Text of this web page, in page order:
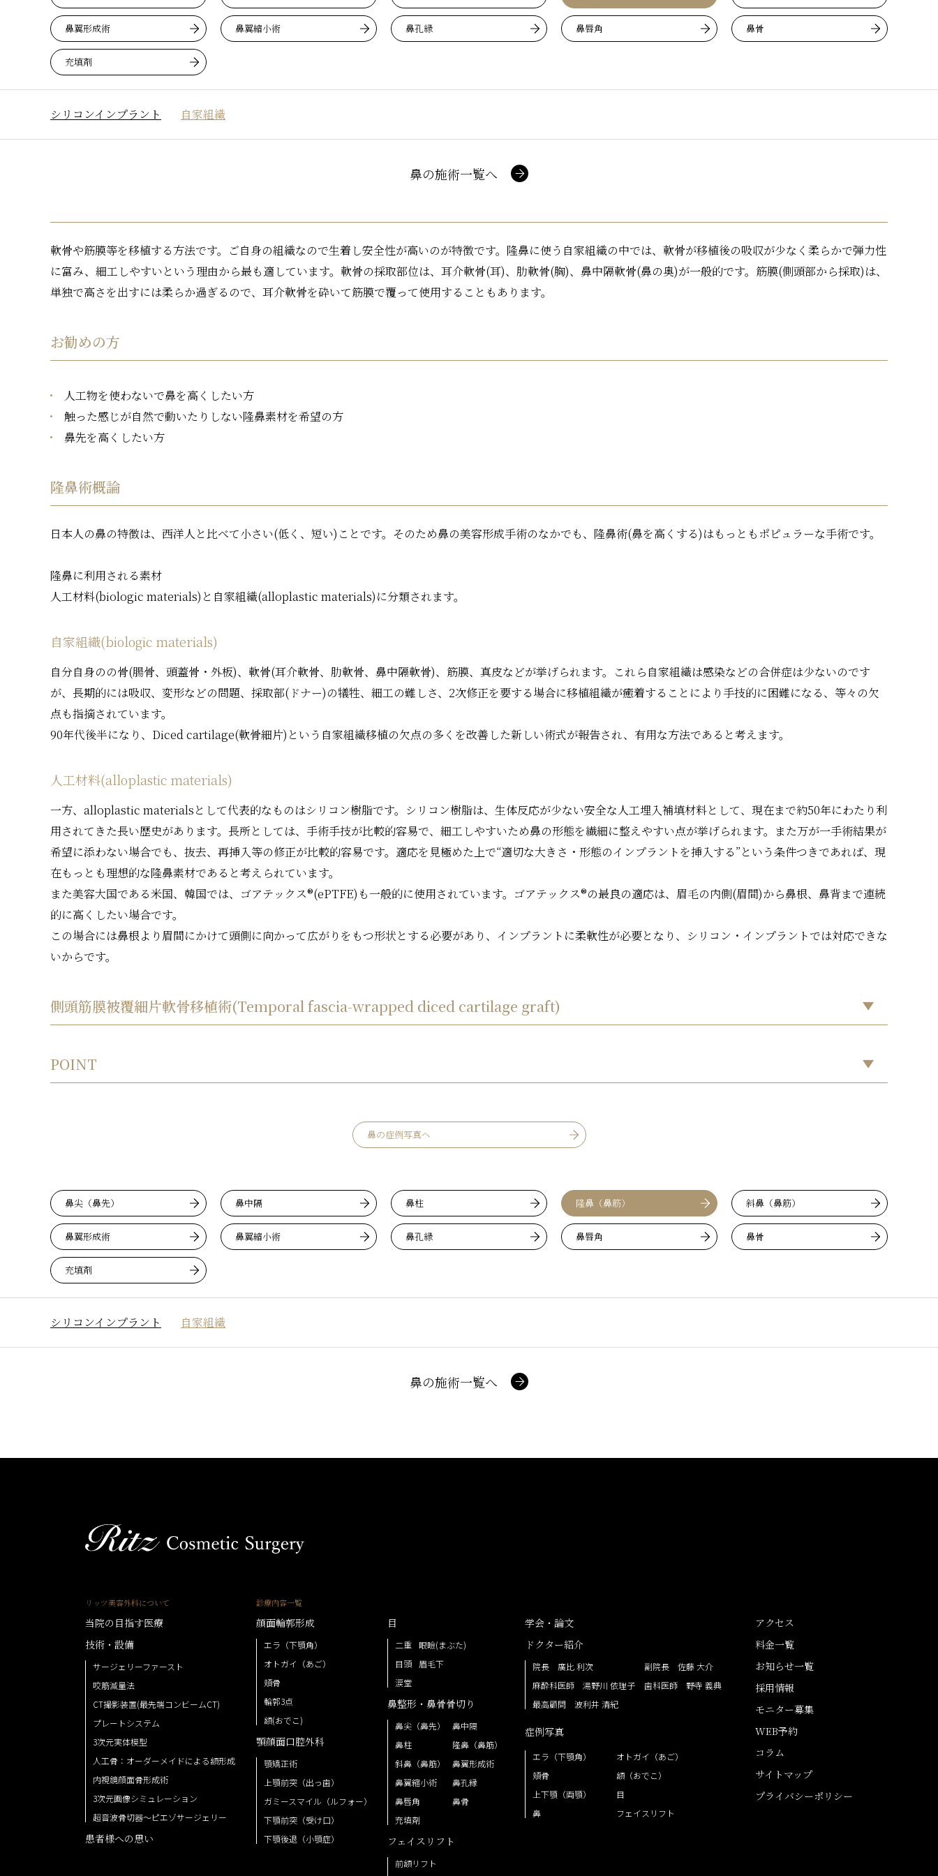
鼻翼形成術 鼻翼縮小術 鼻孔縁 鼻唇角 鼻骨
充填剤
シリコンインプラント 自家組織
鼻の施術一覧へ
軟骨や筋膜等を移植する方法です。ご自身の組織なので生着し安全性が高いのが特徴です。隆鼻に使う自家組織の中では、軟骨が移植後の吸収が少なく柔らかで弾力性
に富み、細工しやすいという理由から最も適しています。軟骨の採取部位は、耳介軟骨(耳)、肋軟骨(胸)、鼻中隔軟骨(鼻の奥)が一般的です。筋膜(側頭部から採取)は、
単独で高さを出すには柔らか過ぎるので、耳介軟骨を砕いて筋膜で覆って使用することもあります。
お勧めの方
人工物を使わないで鼻を高くしたい方
触った感じが自然で動いたりしない隆鼻素材を希望の方
鼻先を高くしたい方
隆鼻術概論
日本人の鼻の特徴は、西洋人と比べて小さい(低く、短い)ことです。そのため鼻の美容形成手術のなかでも、隆鼻術(鼻を高くする)はもっともポピュラーな手術です。
隆鼻に利用される素材
人工材料(biologic materials)と自家組織(alloplastic materials)に分類されます。
自家組織(biologic materials)
自分自身のの骨(腸骨、頭蓋骨・外板)、軟骨(耳介軟骨、肋軟骨、鼻中隔軟骨)、筋膜、真皮などが挙げられます。これら自家組織は感染などの合併症は少ないのです
が、長期的には吸収、変形などの問題、採取部(ドナー)の犠牲、細工の難しさ、2次修正を要する場合に移植組織が癒着することにより手技的に困難になる、等々の欠
点も指摘されています。
90年代後半になり、Diced cartilage(軟骨細片)という自家組織移植の欠点の多くを改善した新しい術式が報告され、有用な方法であると考えます。
人工材料(alloplastic materials)
一方、alloplastic materialsとして代表的なものはシリコン樹脂です。シリコン樹脂は、生体反応が少ない安全な人工埋入補填材料として、現在まで約50年にわたり利
用されてきた長い歴史があります。長所としては、手術手技が比較的容易で、細工しやすいため鼻の形態を繊細に整えやすい点が挙げられます。また万が一手術結果が
希望に添わない場合でも、抜去、再挿入等の修正が比較的容易です。適応を見極めた上で“適切な大きさ・形態のインプラントを挿入する”という条件つきであれば、現
在もっとも理想的な隆鼻素材であると考えられています。
また美容大国である米国、韓国では、ゴアテックス®(ePTFE)も一般的に使用されています。ゴアテックス®の最良の適応は、眉毛の内側(眉間)から鼻根、鼻背まで連続
的に高くしたい場合です。
この場合には鼻根より眉間にかけて頭側に向かって広がりをもつ形状とする必要があり、インプラントに柔軟性が必要となり、シリコン・インプラントでは対応できな
いからです。
側頭筋膜被覆細片軟骨移植術(Temporal fascia-wrapped diced cartilage graft)
POINT
鼻の症例写真へ
鼻尖（鼻先） 鼻中隔 鼻柱 隆鼻（鼻筋） 斜鼻（鼻筋）
鼻翼形成術 鼻翼縮小術 鼻孔縁 鼻唇角 鼻骨
充填剤
シリコンインプラント 自家組織
鼻の施術一覧へ
リッツ美容外科について
当院の目指す医療
技術・設備
サージェリーファースト
咬筋減量法
CT撮影装置(最先端コンビームCT)
プレートシステム
3次元実体模型
人工骨：オーダーメイドによる額形成
内視鏡顔面骨形成術
3次元画像シミュレーション
超音波骨切器～ピエゾサージェリー
患者様への思い
診療内容一覧
顔面輪郭形成
エラ（下顎角）
オトガイ（あご）
頬骨
輪郭3点
額(おでこ)
顎顔面口腔外科
顎矯正術
上顎前突（出っ歯）
ガミースマイル（ルフォー）
下顎前突（受け口）
下顎後退（小顎症）
目
二重 眼瞼(まぶた)
目頭
眉毛下
涙堂
鼻整形・鼻骨骨切り
鼻尖（鼻先）
鼻中隔
鼻柱
隆鼻（鼻筋）
斜鼻（鼻筋）
鼻翼形成術
鼻翼縮小術
鼻孔縁
鼻唇角
鼻骨
充填剤
フェイスリフト
前額リフト
学会・論文
ドクター紹介
院長 廣比 利次
副院長 佐藤 大介
麻酔科医師 湯野川 依理子
歯科医師 野寺 義典
最高顧問 波利井 清紀
症例写真
エラ（下顎角）
オトガイ（あご）
頬骨
額（おでこ）
上下顎（両顎）
目
鼻
フェイスリフト
アクセス
料金一覧
お知らせ一覧
採用情報
モニター募集
WEB予約
コラム
サイトマップ
プライバシーポリシー